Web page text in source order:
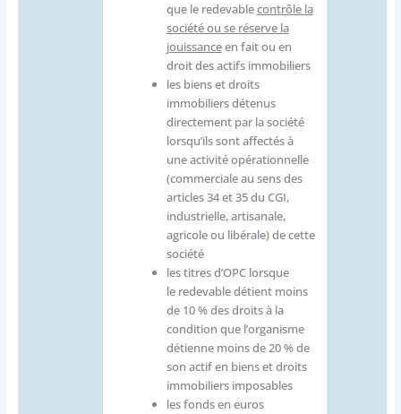
que le redevablecontrôle la
société ou se réserve la
jouissanceen fait ou en
droit des actifs immobiliers
les biens et droits
immobiliers détenus
directement par la société
lorsqu’ils sont affectés à
une activité opérationnelle
(commerciale au sens des
articles 34 et 35 du CGI,
industrielle, artisanale,
agricole ou libérale) de cette
société
les titres d’OPC lorsque
le redevable détient moins
de 10 % des droits à la
condition que l’organisme
détienne moins de 20 % de
son actif en biens et droits
immobiliers imposables
les fonds en euros